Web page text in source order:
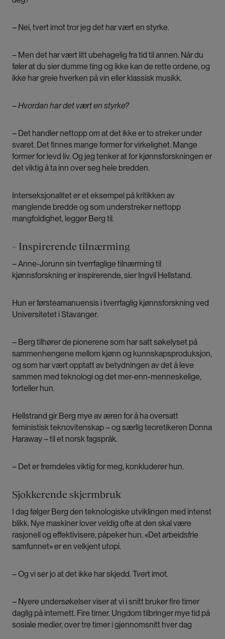
– Nei, tvert imot tror jeg det har vært en styrke.
– Men det har vært litt ubehagelig fra tid til annen. Når du
føler at du sier dumme ting og ikke kan de rette ordene, og
ikke har greie hverken på vin eller klassisk musikk.
– Hvordan har det vært en styrke?
– Det handler nettopp om at det ikke er to streker under
svaret. Det finnes mange former for virkelighet. Mange
former for levd liv. Og jeg tenker at for kjønnsforskningen er
det viktig å ta inn over seg hele bredden.
Interseksjonalitet er et eksempel på kritikken av
manglende bredde og som understreker nettopp
mangfoldighet, legger Berg til.
– Inspirerende tilnærming
– Anne-Jorunn sin tverrfaglige tilnærming til
kjønnsforskning er inspirerende, sier Ingvil Hellstand.
Hun er førsteamanuensis i tverrfaglig kjønnsforskning ved
Universitetet i Stavanger.
– Berg tilhører de pionerene som har satt søkelyset på
sammenhengene mellom kjønn og kunnskapsproduksjon,
og som har vært opptatt av betydningen av det å leve
sammen med teknologi og det mer-enn-menneskelige,
forteller hun.
Hellstrand gir Berg mye av æren for å ha oversatt
feministisk teknovitenskap – og særlig teoretikeren Donna
Haraway – til et norsk fagspråk.
– Det er fremdeles viktig for meg, konkluderer hun.
Sjokkerende skjermbruk
I dag følger Berg den teknologiske utviklingen med intenst
blikk. Nye maskiner lover veldig ofte at den skal være
rasjonell og effektivisere, påpeker hun. «Det arbeidsfrie
samfunnet» er en velkjent utopi.
– Og vi ser jo at det ikke har skjedd. Tvert imot.
– Nyere undersøkelser viser at vi i snitt bruker fire timer
daglig på internett. Fire timer. Ungdom tilbringer mye tid på
sosiale medier, over tre timer i gjennomsnitt hver dag